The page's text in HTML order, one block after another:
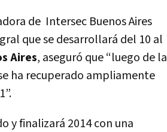
de Intersec Buenos Aires
que se desarrollará del 10 al
Aires, aseguró que “luego de la
ha recuperado ampliamente
y finalizará 2014 con una